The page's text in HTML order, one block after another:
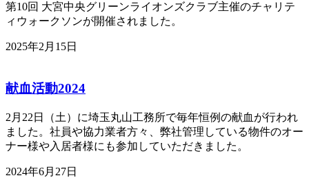
第10回 大宮中央グリーンライオンズクラブ主催のチャリテ
ィウォークソンが開催されました。
2025年2月15日
献血活動2024
2月22日（土）に埼玉丸山工務所で毎年恒例の献血が行われ
ました。社員や協力業者方々、弊社管理している物件のオー
ナー様や入居者様にも参加していただきました。
2024年6月27日